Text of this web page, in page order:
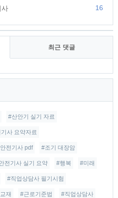
사
16
최근 댓글
#산안기 실기 자료
사 요약자료
전기사 pdf #조기 대장암
전기사 실기 요약 #행복 #미래
#직업상담사 필기시험
재 #근로기준법 #직업상담사